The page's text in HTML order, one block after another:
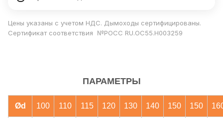
Цены указаны с учетом НДС. Дымоходы сертифицированы.
Сертификат соответствия №РОСС RU.ОС55.Н003259
ПАРАМЕТРЫ
Ød 100 110 115 120 130 140 150 150